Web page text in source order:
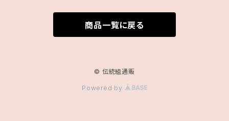
商品一覧に戻る
© 伝統組通販
Powered by